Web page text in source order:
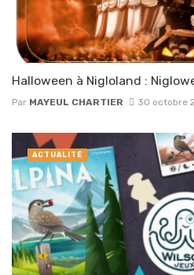
Halloween à Nigloland :
Par MAYEUL CHARTIER 30 octobre
ACTUALITÉ